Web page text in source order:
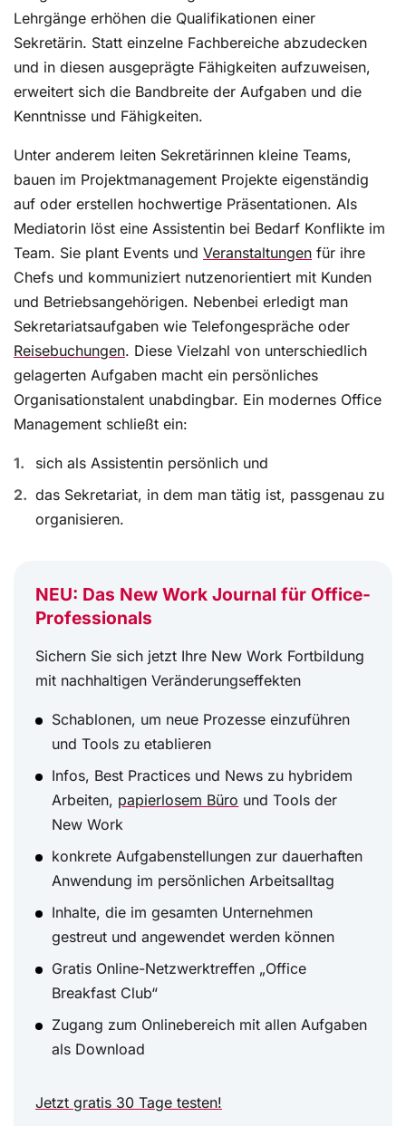
Lehrgänge erhöhen die Qualifikationen einer
Sekretärin. Statt einzelne Fachbereiche abzudecken
und in diesen ausgeprägte Fähigkeiten aufzuweisen,
erweitert sich die Bandbreite der Aufgaben und die
Kenntnisse und Fähigkeiten.
Unter anderem leiten Sekretärinnen kleine Teams,
bauen im Projektmanagement Projekte eigenständig
auf oder erstellen hochwertige Präsentationen. Als
Mediatorin löst eine Assistentin bei Bedarf Konflikte im
Team. Sie plant Events und Veranstaltungen für ihre
Chefs und kommuniziert nutzenorientiert mit Kunden
und Betriebsangehörigen. Nebenbei erledigt man
Sekretariatsaufgaben wie Telefongespräche oder
Reisebuchungen. Diese Vielzahl von unterschiedlich
gelagerten Aufgaben macht ein persönliches
Organisationstalent unabdingbar. Ein modernes Office
Management schließt ein:
sich als Assistentin persönlich und
das Sekretariat, in dem man tätig ist, passgenau zu
organisieren.
NEU: Das New Work Journal für Office-
Professionals
Sichern Sie sich jetzt Ihre New Work Fortbildung
mit nachhaltigen Veränderungseffekten
Schablonen, um neue Prozesse einzuführen
und Tools zu etablieren
Infos, Best Practices und News zu hybridem
Arbeiten, papierlosem Büro und Tools der
New Work
konkrete Aufgabenstellungen zur dauerhaften
Anwendung im persönlichen Arbeitsalltag
Inhalte, die im gesamten Unternehmen
gestreut und angewendet werden können
Gratis Online-Netzwerktreffen „Office
Breakfast Club“
Zugang zum Onlinebereich mit allen Aufgaben
als Download
Jetzt gratis 30 Tage testen!